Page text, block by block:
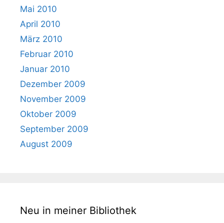
Mai 2010
April 2010
März 2010
Februar 2010
Januar 2010
Dezember 2009
November 2009
Oktober 2009
September 2009
August 2009
Neu in meiner Bibliothek